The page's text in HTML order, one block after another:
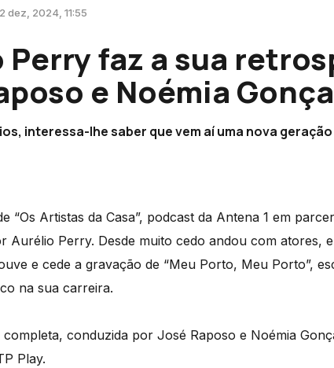
dez, 2024, 11:55
faz a sua
e Noémia
interessa-lhe saber que vem aí uma nova
“Os Artistas da Casa”, podcast da Antena 1 em
Aurélio Perry. Desde muito cedo andou com atores,
e cede a gravação de “Meu Porto, Meu Porto”,
na sua carreira.
conduzida por José Raposo e Noémia
Play.